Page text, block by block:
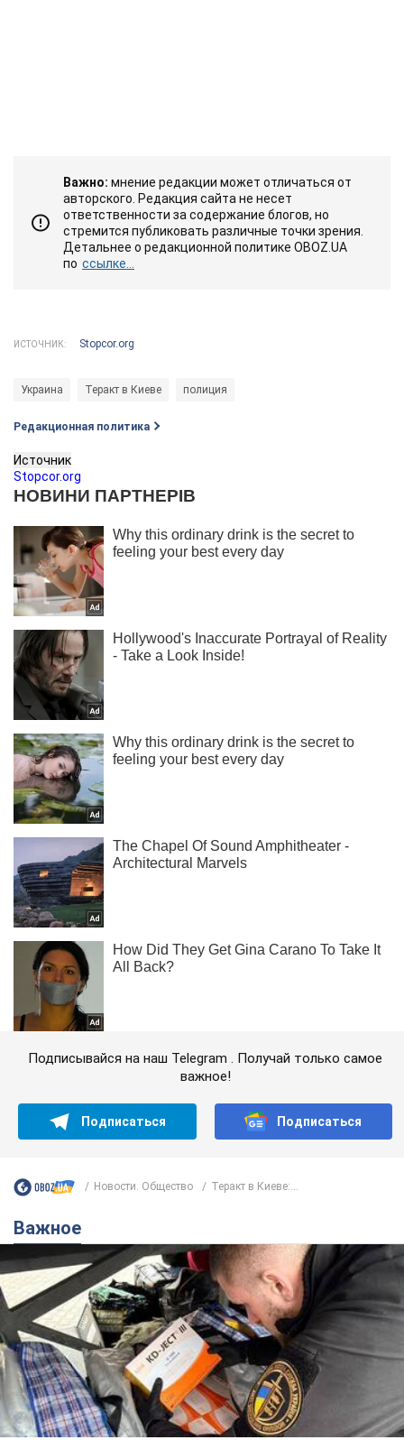
Важно: мнение редакции может отличаться от
авторского. Редакция сайта не несет
ответственности за содержание блогов, но
стремится публиковать различные точки зрения.
Детальнее о редакционной политике OBOZ.UA
по ссылке...
ИСТОЧНИК: Stopcor.org
Украина Теракт в Киеве полиция
Редакционная политика
Источник
Stopcor.org
Подписывайся на наш Telegram . Получай только самое
важное!
Подписаться Подписаться
Новости. Общество Теракт в Киеве:...
Важное